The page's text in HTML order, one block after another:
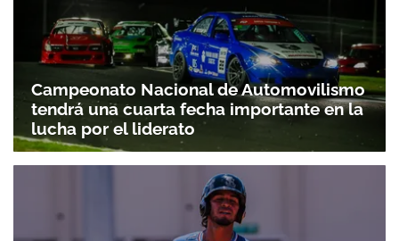
Campeonato Nacional de Automovilismo
tendrá una cuarta fecha importante en la
lucha por el liderato